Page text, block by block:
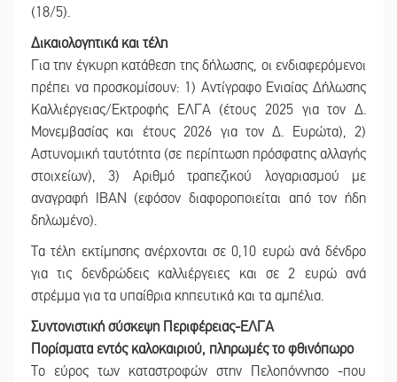
(18/5).
Δικαιολογητικά και τέλη
Για την έγκυρη κατάθεση της δήλωσης, οι ενδιαφερόμενοι
πρέπει να προσκομίσουν: 1) Αντίγραφο Ενιαίας Δήλωσης
Καλλιέργειας/Εκτροφής ΕΛΓΑ (έτους 2025 για τον Δ.
Μονεμβασίας και έτους 2026 για τον Δ. Ευρώτα), 2)
Αστυνομική ταυτότητα (σε περίπτωση πρόσφατης αλλαγής
στοιχείων), 3) Αριθμό τραπεζικού λογαριασμού με
αναγραφή IBAN (εφόσον διαφοροποιείται από τον ήδη
δηλωμένο).
Τα τέλη εκτίμησης ανέρχονται σε 0,10 ευρώ ανά δένδρο
για τις δενδρώδεις καλλιέργειες και σε 2 ευρώ ανά
στρέμμα για τα υπαίθρια κηπευτικά και τα αμπέλια.
Συντονιστική σύσκεψη Περιφέρειας-ΕΛΓΑ
Πορίσματα εντός καλοκαιριού, πληρωμές το φθινόπωρο
Το εύρος των καταστροφών στην Πελοπόννησο -που